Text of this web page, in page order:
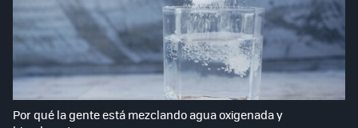
Por qué la gente está mezclando agua oxigenada y